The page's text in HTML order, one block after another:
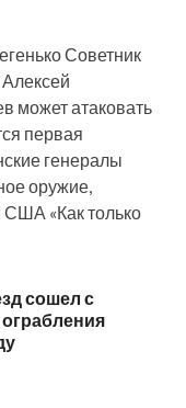
Советник
может атаковать
первая
генералы
оружие,
США «Как только
сошел с